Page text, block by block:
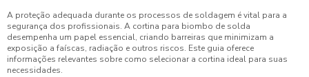
A proteção adequada durante os processos de soldagem é vital para a
segurança dos profissionais. A cortina para biombo de solda
desempenha um papel essencial, criando barreiras que minimizam a
exposição a faíscas, radiação e outros riscos. Este guia oferece
informações relevantes sobre como selecionar a cortina ideal para suas
necessidades.